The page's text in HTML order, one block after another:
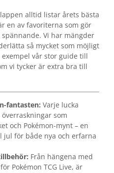
alltid listar årets bästa
en av favoriterna som gör
Vi har mängder
så mycket som möjligt
vår stor guide till
vi tycker är extra bra till
fantasten: Varje lucka
som
och Pokémon-mynt – en
för både nya och erfarna
Från hängena med
Pokémon TCG Live, är